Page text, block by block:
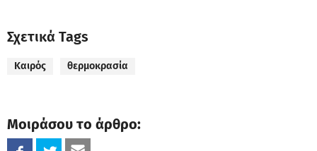
Σχετικά Tags
Καιρός θερμοκρασία
Μοιράσου το άρθρο: